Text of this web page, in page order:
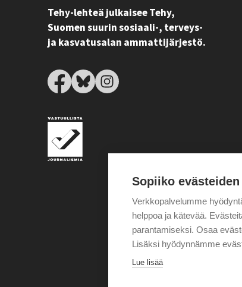
Tehy-lehteä julkaisee Tehy,
Suomen suurin sosiaali-, terveys-
ja kasvatusalan ammattijärjestö.
Sopiiko
Verkkopalvelumme
helppoa ja kätevää.
parantamiseksi. Osaa
Lisäksi hyödynnämme
Lue lisää